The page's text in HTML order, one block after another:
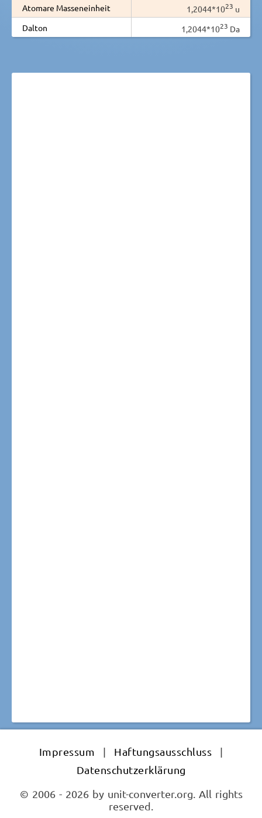
Atomare Masseneinheit 1,2044*1023 u
Dalton
1,2044*1023 Da
Impressum | Haftungsausschluss
|
Datenschutzerklärung
© 2006 - 2026 by unit-converter.org. All rights
reserved.